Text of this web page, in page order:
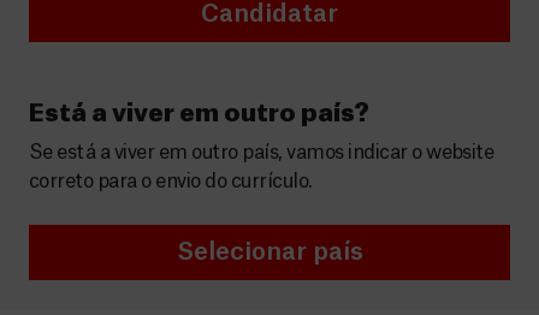
Candidatar
Está a viver em outro país?
Se está a viver em outro país, vamos indicar o website
correto para o envio do currículo.
Selecionar país